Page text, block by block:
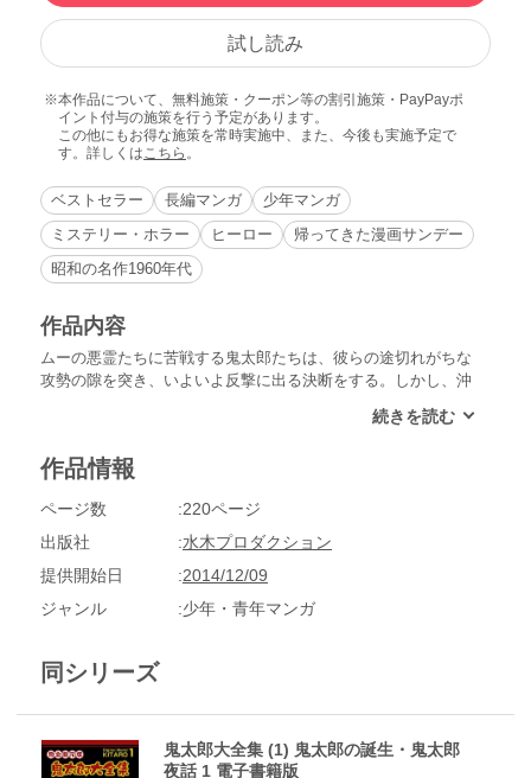
試し読み
本作品について、無料施策・クーポン等の割引施策・PayPayポ
イント付与の施策を行う予定があります。
この他にもお得な施策を常時実施中、また、今後も実施予定で
す。詳しくはこちら 。
ベストセラー 長編マンガ
少年マンガ
ミステリー・ホラー
ヒーロー
帰ってきた漫画サンデー
昭和の名作1960年代
作品内容
ムーの悪霊たちに苦戦する鬼太郎たちは、彼らの途切れがちな
攻勢の隙を突き、いよいよ反撃に出る決断をする。しかし、沖
の入り口があり、ボゼはムーの悪霊に騙されているのでは？と
るのだが…!?（ガジュマルの精の巻）／他、五徳猫の巻、ゴル
編を収録！
作品情報
ページ数
220ページ
出版社
水木プロダクション
提供開始日
2014/12/09
ジャンル
少年・青年マンガ
同シリーズ
鬼太郎大全集 (1) 鬼太郎の誕生・鬼太郎
夜話 1 電子書籍版